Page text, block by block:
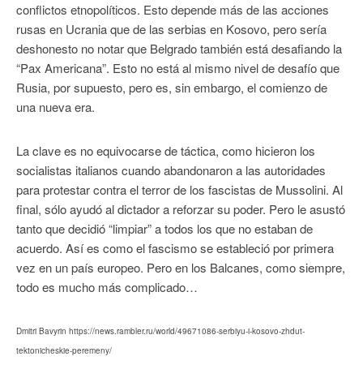
conflictos etnopolíticos. Esto depende más de las acciones
rusas en Ucrania que de las serbias en Kosovo, pero sería
deshonesto no notar que Belgrado también está desafiando la
“Pax Americana”. Esto no está al mismo nivel de desafío que
Rusia, por supuesto, pero es, sin embargo, el comienzo de
una nueva era.
La clave es no equivocarse de táctica, como hicieron los
socialistas italianos cuando abandonaron a las autoridades
para protestar contra el terror de los fascistas de Mussolini. Al
final, sólo ayudó al dictador a reforzar su poder. Pero le asustó
tanto que decidió “limpiar” a todos los que no estaban de
acuerdo. Así es como el fascismo se estableció por primera
vez en un país europeo. Pero en los Balcanes, como siempre,
todo es mucho más complicado…
Dmitri Bavyrin https://news.rambler.ru/world/49671086-serbiyu-i-kosovo-zhdut-
tektonicheskie-peremeny/